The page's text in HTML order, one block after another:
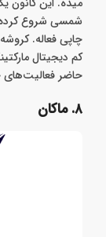
شمسی شروع کرده و
چاپی فعاله.
کم دیجیتال
حاضر فعالیت‌های
۸. ماکان